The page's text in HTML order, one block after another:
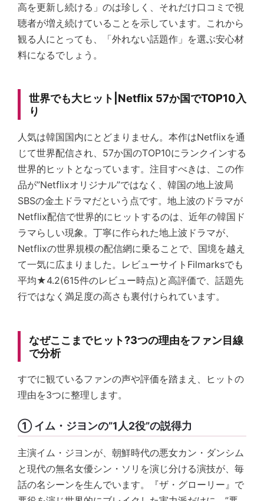
高を更新し続ける」のは珍しく、それだけ口コミで視
聴者が増え続けていることを示しています。これから
観る人にとっても、「外れない話題作」を選ぶ安心材
料になるでしょう。
世界でも大ヒット|Netflix 57か国でTOP10入
り
人気は韓国国内にとどまりません。本作はNetflixを通
じて世界配信され、57か国のTOP10にランクインする
世界的ヒットとなっています。注目すべきは、この作
品が”Netflixオリジナル”ではなく、韓国の地上波局
SBSの金土ドラマだという点です。地上波のドラマが
Netflix配信で世界的にヒットするのは、近年の韓国ド
ラマらしい現象。丁寧に作られた地上波ドラマが、
Netflixの世界規模の配信網に乗ることで、国境を越え
て一気に広まりました。レビューサイトFilmarksでも
平均★4.2(615件のレビュー時点)と高評価で、話題先
行ではなく満足度の高さも裏付けられています。
なぜここまでヒット?3つの理由をファン目線
で分析
すでに観ているファンの声や評価を踏まえ、ヒットの
理由を3つに整理します。
① イム・ジヨンの”1人2役”の説得力
主演イム・ジヨンが、朝鮮時代の悪女カン・ダンシム
と現代の無名女優シン・ソリを演じ分ける演技が、毎
話の名シーンを生んでいます。『ザ・グローリー』で